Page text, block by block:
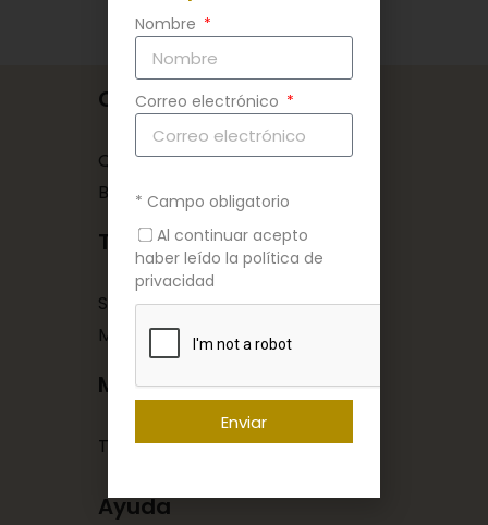
Conócenos
Quiénes somos
Blog
Tuppers a domicilio
Suscríbete
Menú de la semana
Más info
Tuppers comida a domicilio
Ayuda
Nombre
Correo electrónico
* Campo obligatorio
Al continuar acepto
haber leído la política de
privacidad
Enviar